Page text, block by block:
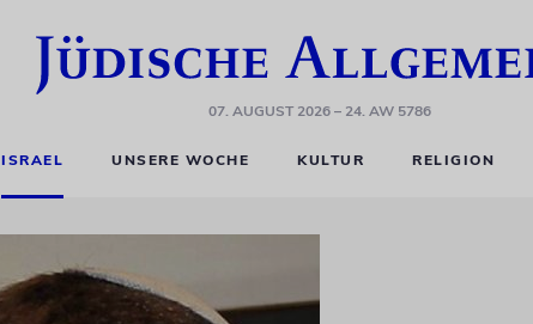
07. AUGUST 2026– 24. AW 5786
ISRAEL UNSERE WOCHE KULTUR RELIGION